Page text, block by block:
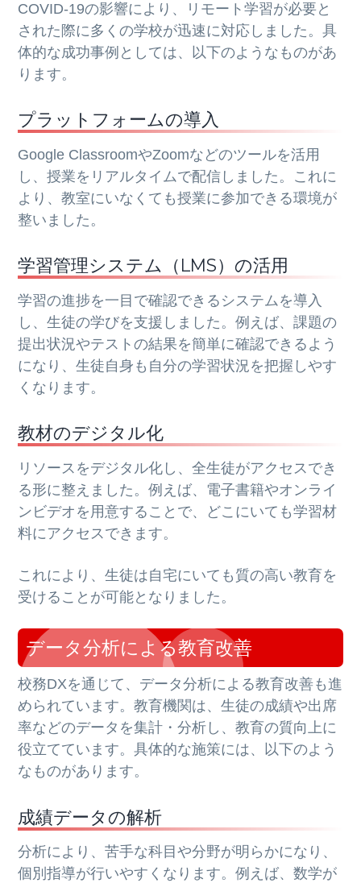
COVID-19の影響により、リモート学習が必要と
された際に多くの学校が迅速に対応しました。具
体的な成功事例としては、以下のようなものがあ
ります。
プラットフォームの導入
Google ClassroomやZoomなどのツールを活用
し、授業をリアルタイムで配信しました。これに
より、教室にいなくても授業に参加できる環境が
整いました。
学習管理システム（LMS）の活用
学習の進捗を一目で確認できるシステムを導入
し、生徒の学びを支援しました。例えば、課題の
提出状況やテストの結果を簡単に確認できるよう
になり、生徒自身も自分の学習状況を把握しやす
くなります。
教材のデジタル化
リソースをデジタル化し、全生徒がアクセスでき
る形に整えました。例えば、電子書籍やオンライ
ンビデオを用意することで、どこにいても学習材
料にアクセスできます。
これにより、生徒は自宅にいても質の高い教育を
受けることが可能となりました。
データ分析による教育改善
校務DXを通じて、データ分析による教育改善も進
められています。教育機関は、生徒の成績や出席
率などのデータを集計・分析し、教育の質向上に
役立てています。具体的な施策には、以下のよう
なものがあります。
成績データの解析
分析により、苦手な科目や分野が明らかになり、
個別指導が行いやすくなります。例えば、数学が